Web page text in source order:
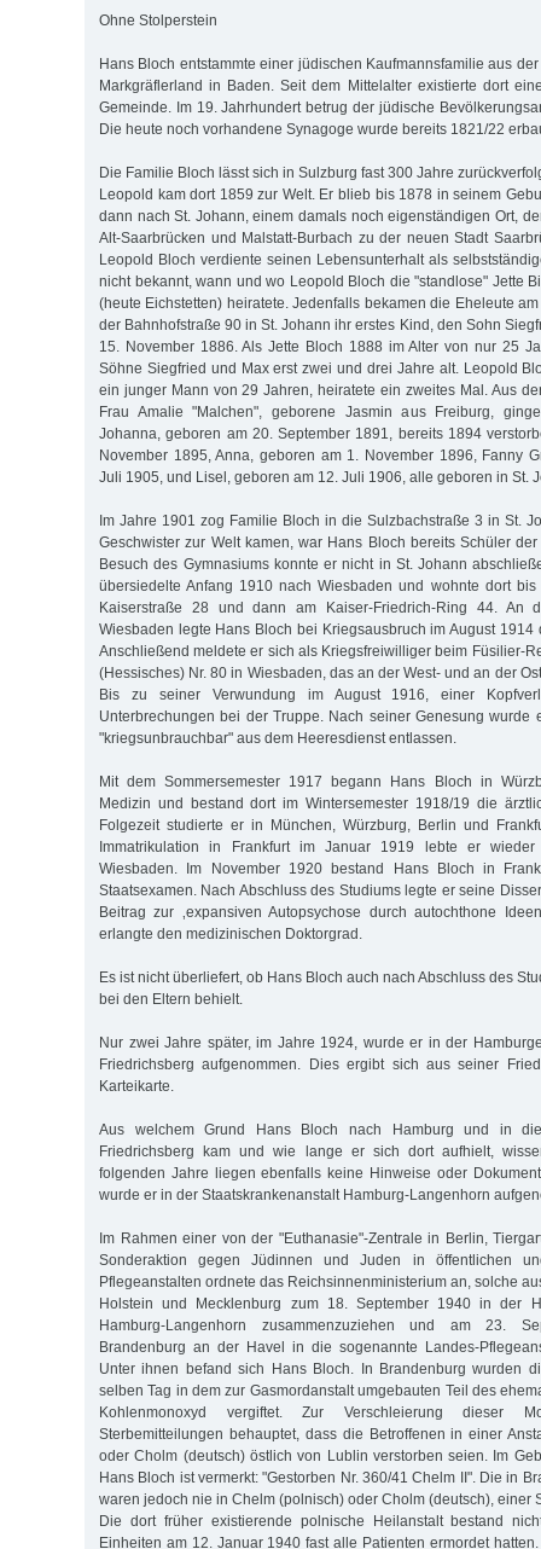
Ohne Stolperstein
Hans Bloch entstammte einer jüdischen Kaufmannsfamilie aus
Markgräflerland in Baden. Seit dem Mittelalter existierte dort
Gemeinde. Im 19. Jahrhundert betrug der jüdische
Die heute noch vorhandene Synagoge wurde bereits 1821/22
Die Familie Bloch lässt sich in Sulzburg fast 300 Jahre
Leopold kam dort 1859 zur Welt. Er blieb bis 1878 in seinem
dann nach St. Johann, einem damals noch eigenständigen Ort,
Alt-Saarbrücken und Malstatt-Burbach zu der neuen Stadt
Leopold Bloch verdiente seinen Lebensunterhalt als
nicht bekannt, wann und wo Leopold Bloch die "standlose" Jette
(heute Eichstetten) heiratete. Jedenfalls bekamen die Eheleute
der Bahnhofstraße 90 in St. Johann ihr erstes Kind, den Sohn
15. November 1886. Als Jette Bloch 1888 im Alter von nur 25
Söhne Siegfried und Max erst zwei und drei Jahre alt. Leopold
ein junger Mann von 29 Jahren, heiratete ein zweites Mal. Aus
Frau Amalie "Malchen", geborene Jasmin aus Freiburg,
Johanna, geboren am 20. September 1891, bereits 1894
November 1895, Anna, geboren am 1. November 1896, Fanny
Juli 1905, und Lisel, geboren am 12. Juli 1906, alle geboren in St.
Im Jahre 1901 zog Familie Bloch in die Sulzbachstraße 3 in St.
Geschwister zur Welt kamen, war Hans Bloch bereits Schüler
Besuch des Gymnasiums konnte er nicht in St. Johann
übersiedelte Anfang 1910 nach Wiesbaden und wohnte dort
Kaiserstraße 28 und dann am Kaiser-Friedrich-Ring 44. An
Wiesbaden legte Hans Bloch bei Kriegsausbruch im August 1914
Anschließend meldete er sich als Kriegsfreiwilliger beim Füsilier-
(Hessisches) Nr. 80 in Wiesbaden, das an der West- und an der
Bis zu seiner Verwundung im August 1916, einer
Unterbrechungen bei der Truppe. Nach seiner Genesung wurde
"kriegsunbrauchbar" aus dem Heeresdienst entlassen.
Mit dem Sommersemester 1917 begann Hans Bloch in
Medizin und bestand dort im Wintersemester 1918/19 die
Folgezeit studierte er in München, Würzburg, Berlin und
Immatrikulation in Frankfurt im Januar 1919 lebte er
Wiesbaden. Im November 1920 bestand Hans Bloch in
Staatsexamen. Nach Abschluss des Studiums legte er seine
Beitrag zur ‚expansiven Autopsychose durch autochthone
erlangte den medizinischen Doktorgrad.
Es ist nicht überliefert, ob Hans Bloch auch nach Abschluss des
bei den Eltern behielt.
Nur zwei Jahre später, im Jahre 1924, wurde er in der
Friedrichsberg aufgenommen. Dies ergibt sich aus seiner
Karteikarte.
Aus welchem Grund Hans Bloch nach Hamburg und in die
Friedrichsberg kam und wie lange er sich dort aufhielt,
folgenden Jahre liegen ebenfalls keine Hinweise oder
wurde er in der Staatskrankenanstalt Hamburg-Langenhorn
Im Rahmen einer von der "Euthanasie"-Zentrale in Berlin,
Sonderaktion gegen Jüdinnen und Juden in öffentlichen
Pflegeanstalten ordnete das Reichsinnenministerium an, solche
Holstein und Mecklenburg zum 18. September 1940 in der
Hamburg-Langenhorn zusammenzuziehen und am 23.
Brandenburg an der Havel in die sogenannte Landes-
Unter ihnen befand sich Hans Bloch. In Brandenburg wurden
selben Tag in dem zur Gasmordanstalt umgebauten Teil des
Kohlenmonoxyd vergiftet. Zur Verschleierung dieser
Sterbemitteilungen behauptet, dass die Betroffenen in einer
oder Cholm (deutsch) östlich von Lublin verstorben seien. Im
Hans Bloch ist vermerkt: "Gestorben Nr. 360/41 Chelm II". Die in
waren jedoch nie in Chelm (polnisch) oder Cholm (deutsch), einer
Die dort früher existierende polnische Heilanstalt bestand
Einheiten am 12. Januar 1940 fast alle Patienten ermordet